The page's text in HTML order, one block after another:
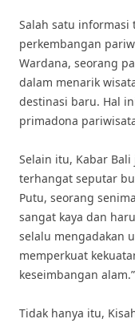
Salah satu
perkembangan
Wardana, seorang
dalam menarik
destinasi baru. Hal
primadona
Selain itu, Kabar
terhangat seputar
Putu, seorang
sangat kaya dan
selalu mengadakan
memperkuat
keseimbangan alam.”
Tidak hanya itu,